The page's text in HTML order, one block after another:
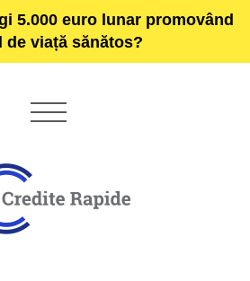
5.000 euro lunar promovând
de viață sănătos?